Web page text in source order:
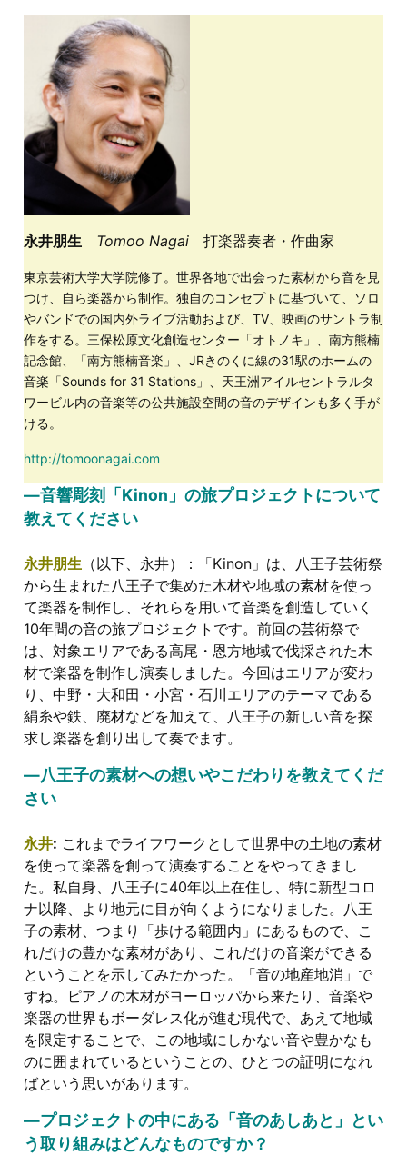
永井朋生 Tomoo Nagai 打楽器奏者・作曲家
東京芸術大学大学院修了。世界各地で出会った素材から音を見
つけ、自ら楽器から制作。独自のコンセプトに基づいて、ソロ
やバンドでの国内外ライブ活動および、TV、映画のサントラ制
作をする。三保松原文化創造センター「オトノキ」、南方熊楠
記念館、「南方熊楠音楽」、JRきのくに線の31駅のホームの
音楽「Sounds for 31 Stations」、天王洲アイルセントラルタ
ワービル内の音楽等の公共施設空間の音のデザインも多く手が
ける。
http://tomoonagai.com
―音響彫刻「Kinon」の旅プロジェクトについて
教えてください
永井朋生 （以下、永井）：「Kinon」は、八王子芸術祭
から生まれた八王子で集めた木材や地域の素材を使っ
て楽器を制作し、それらを用いて音楽を創造していく
10年間の音の旅プロジェクトです。前回の芸術祭で
は、対象エリアである高尾・恩方地域で伐採された木
材で楽器を制作し演奏しました。今回はエリアが変わ
り、中野・大和田・小宮・石川エリアのテーマである
絹糸や鉄、廃材などを加えて、八王子の新しい音を探
求し楽器を創り出して奏でます。
―八王子の素材への想いやこだわりを教えてくだ
さい
永井: これまでライフワークとして世界中の土地の素材
を使って楽器を創って演奏することをやってきまし
た。私自身、八王子に40年以上在住し、特に新型コロ
ナ以降、より地元に目が向くようになりました。八王
子の素材、つまり「歩ける範囲内」にあるもので、こ
れだけの豊かな素材があり、これだけの音楽ができる
ということを示してみたかった。「音の地産地消」で
すね。ピアノの木材がヨーロッパから来たり、音楽や
楽器の世界もボーダレス化が進む現代で、あえて地域
を限定することで、この地域にしかない音や豊かなも
のに囲まれているということの、ひとつの証明になれ
ばという思いがあります。
―プロジェクトの中にある「音のあしあと」とい
う取り組みはどんなものですか？